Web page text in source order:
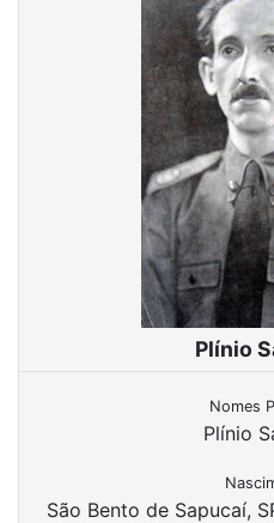
Plínio
Nomes
Plínio
São Bento de Sapucaí,